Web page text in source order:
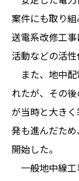
案件にも取り
送電系改修工
活動などの活性
また、地中
れたが、その
が当時と大き
発も進んだた
開始した。
一般地中線